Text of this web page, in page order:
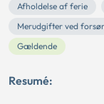
Afholdelse af ferie
Merudgifter ved
Gældende
Resumé: